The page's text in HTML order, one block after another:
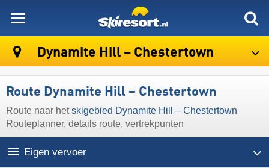
Dynamite Hill – Chestertown
Route Dynamite Hill – Chestertown
Route naar hetskigebied Dynamite Hill – Chestertown
Routeplanner, details route, vertrekpunten
Eigen vervoer